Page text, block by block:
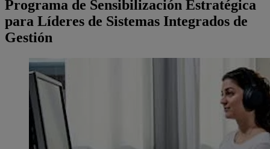
Programa de Sensibilización Estratégica
para Líderes de Sistemas Integrados de
Gestión